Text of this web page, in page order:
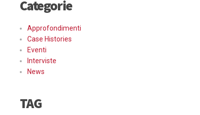
Categorie
Approfondimenti
Case Histories
Eventi
Interviste
News
TAG